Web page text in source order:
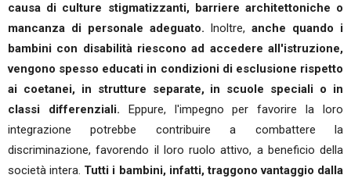
causa di culture stigmatizzanti, barriere architettoniche o
mancanza di personale adeguato. Inoltre,anche quando i
bambini con disabilità riescono ad accedere all'istruzione,
vengono spesso educati in condizioni di esclusione rispetto
ai coetanei, in strutture separate, in scuole speciali o in
classi differenziali. Eppure, l'impegno per favorire la loro
integrazione potrebbe contribuire a combattere la
discriminazione, favorendo il loro ruolo attivo, a beneficio della
società intera. Tutti i bambini, infatti, traggono vantaggio dalla